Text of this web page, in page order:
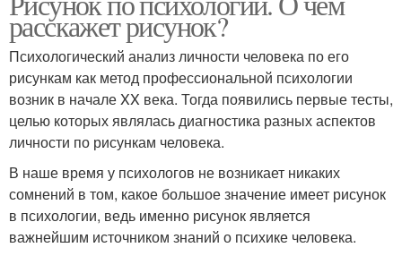
расскажет рисунок?
Психологический анализ личности человека по его
рисункам как метод профессиональной психологии
возник в начале XX века. Тогда появились первые тесты,
целью которых являлась диагностика разных аспектов
личности по рисункам человека.
В наше время у психологов не возникает никаких
сомнений в том, какое большое значение имеет рисунок
в психологии, ведь именно рисунок является
важнейшим источником знаний о психике человека.